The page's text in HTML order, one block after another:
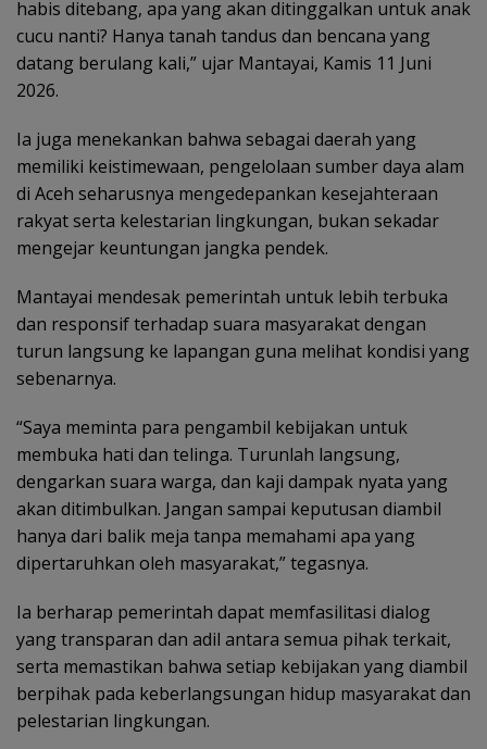
habis ditebang, apa yang akan ditinggalkan untuk anak
cucu nanti? Hanya tanah tandus dan bencana yang
datang berulang kali,” ujar Mantayai, Kamis 11 Juni
2026.
Ia juga menekankan bahwa sebagai daerah yang
memiliki keistimewaan, pengelolaan sumber daya alam
di Aceh seharusnya mengedepankan kesejahteraan
rakyat serta kelestarian lingkungan, bukan sekadar
mengejar keuntungan jangka pendek.
Mantayai mendesak pemerintah untuk lebih terbuka
dan responsif terhadap suara masyarakat dengan
turun langsung ke lapangan guna melihat kondisi yang
sebenarnya.
“Saya meminta para pengambil kebijakan untuk
membuka hati dan telinga. Turunlah langsung,
dengarkan suara warga, dan kaji dampak nyata yang
akan ditimbulkan. Jangan sampai keputusan diambil
hanya dari balik meja tanpa memahami apa yang
dipertaruhkan oleh masyarakat,” tegasnya.
Ia berharap pemerintah dapat memfasilitasi dialog
yang transparan dan adil antara semua pihak terkait,
serta memastikan bahwa setiap kebijakan yang diambil
berpihak pada keberlangsungan hidup masyarakat dan
pelestarian lingkungan.